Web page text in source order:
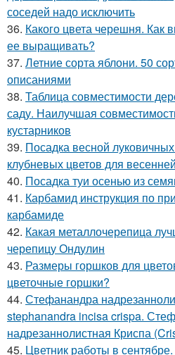
соседей надо исключить
36. Какого цвета черешня. Как
ее выращивать?
37. Летние сорта яблони. 50
описаниями
38. Таблица совместимости
саду. Наилучшая
кустарников
39. Посадка весной
клубневых цветов для
40. Посадка туи осенью из
41. Карбамид инструкция по
карбамиде
42. Какая металлочерепица
черепицу Ондулин
43. Размеры горшков для
цветочные горшки?
44. Стефанандра
stephanandra incisa crispa.
надрезаннолистная Криспа
45. Цветник работы в